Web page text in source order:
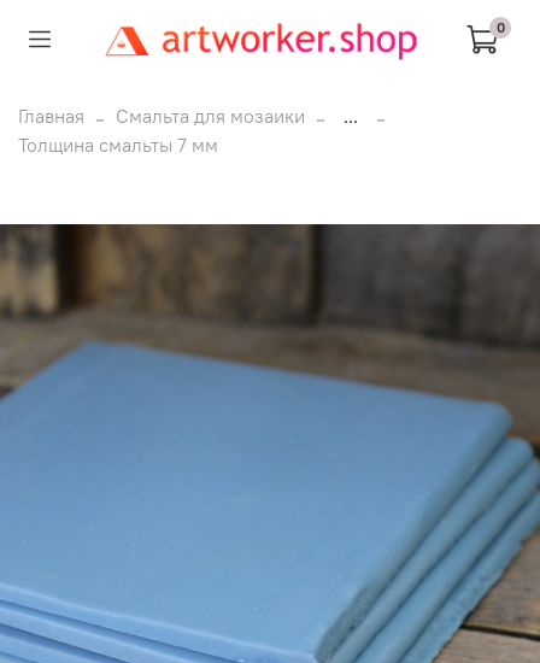
0
Главная Смальта для мозаики
...
Толщина смальты 7 мм